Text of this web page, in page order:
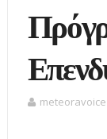
meteoravoice